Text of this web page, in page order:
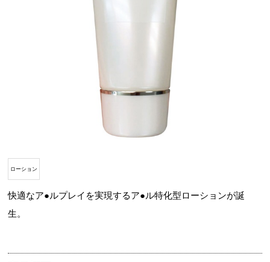
ローション
快適なア●ルプレイを実現するア●ル特化型ローションが誕
生。